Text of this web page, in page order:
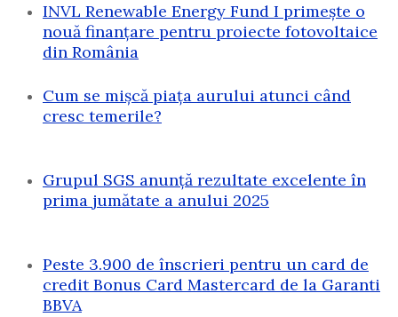
INVL Renewable Energy Fund I primește o
nouă finanțare pentru proiecte fotovoltaice
din România
Cum se mișcă piața aurului atunci când
cresc temerile?
Grupul SGS anunță rezultate excelente în
prima jumătate a anului 2025
Peste 3.900 de înscrieri pentru un card de
credit Bonus Card Mastercard de la Garanti
BBVA